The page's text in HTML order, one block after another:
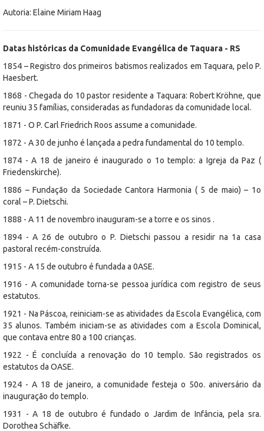
Autoria: Elaine Miriam Haag
Datas históricas da Comunidade Evangélica de Taquara - RS
1854 – Registro dos primeiros batismos realizados em Taquara, pelo P.
Haesbert.
1868 - Chegada do 10 pastor residente a Taquara: Robert Kröhne, que
reuniu 35 famílias, consideradas as fundadoras da comunidade local.
1871 - O P. Carl Friedrich Roos assume a comunidade.
1872 - A 30 de junho é lançada a pedra fundamental do 10 templo.
1874 - A 18 de janeiro é inaugurado o 1o templo: a Igreja da Paz (
Friedenskirche).
1886 – Fundação da Sociedade Cantora Harmonia ( 5 de maio) – 1o
coral – P. Dietschi.
1888 - A 11 de novembro inauguram-se a torre e os sinos .
1894 - A 26 de outubro o P. Dietschi passou a residir na 1a casa
pastoral recém-construída.
1915 - A 15 de outubro é fundada a 0ASE.
1916 - A comunidade torna-se pessoa jurídica com registro de seus
estatutos.
1921 - Na Páscoa, reiniciam-se as atividades da Escola Evangélica, com
35 alunos. Também iniciam-se as atividades com a Escola Dominical,
que contava entre 80 a 100 crianças.
1922 - É concluída a renovação do 10 templo. São registrados os
estatutos da OASE.
1924 - A 18 de janeiro, a comunidade festeja o 50o. aniversário da
inauguração do templo.
1931 - A 18 de outubro é fundado o Jardim de Infância, pela sra.
Dorothea Schäfke.